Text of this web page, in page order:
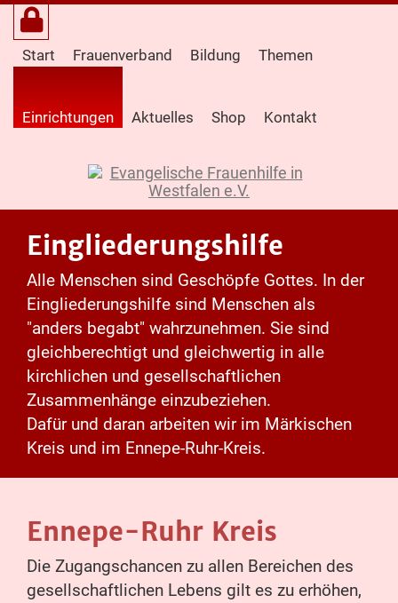
Start Frauenverband Bildung Themen
Einrichtungen Aktuelles Shop Kontakt
Eingliederungshilfe
Alle Menschen sind Geschöpfe Gottes. In der
Eingliederungshilfe sind Menschen als
"anders begabt" wahrzunehmen. Sie sind
gleichberechtigt und gleichwertig in alle
kirchlichen und gesellschaftlichen
Zusammenhänge einzubeziehen.
Dafür und daran arbeiten wir im Märkischen
Kreis und im Ennepe-Ruhr-Kreis.
Ennepe-Ruhr Kreis
Die Zugangschancen zu allen Bereichen des
gesellschaftlichen Lebens gilt es zu erhöhen,